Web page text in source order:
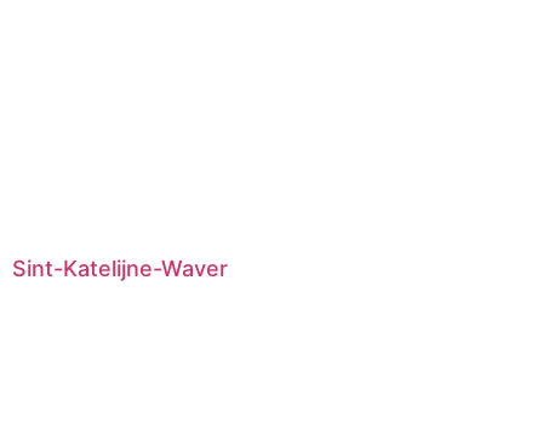
Sint-Katelijne-Waver